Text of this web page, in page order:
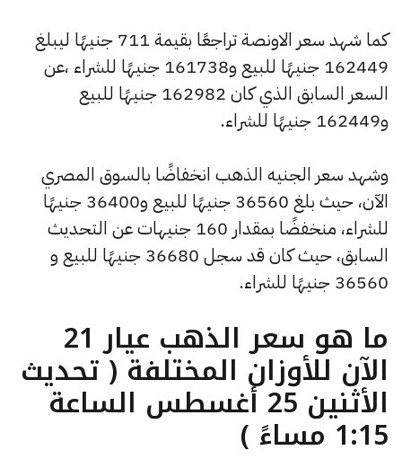
كما شهد سعر الاونصة تراجعًا بقيمة 711 جنيهًا ليبلغ
162449 جنيهًا للبيع و161738 جنيهًا للشراء ،عن
السعر السابق الذي كان 162982 جنيهًا للبيع
و162449 جنيهًا للشراء.
وشهد سعر الجنيه الذهب انخفاضًا بالسوق المصري
الآن، حيث بلغ 36560 جنيهًا للبيع و36400 جنيهًا
للشراء، منخفضًا بمقدار 160 جنيهات عن التحديث
السابق، حيث كان قد سجل 36680 جنيهًا للبيع و
36560 جنيهًا للشراء.
ما هو سعر الذهب عيار 21
الآن للأوزان المختلفة ( تحديث
الأثنين 25 أغسطس الساعة
1:15 مساءً )